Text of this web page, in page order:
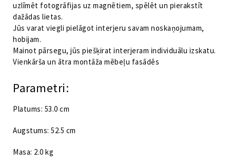
uzlīmēt fotogrāfijas uz magnētiem, spēlēt un pierakstīt
dažādas lietas.
Jūs varat viegli pielāgot interjeru savam noskaņojumam,
hobijam.
Mainot pārsegu, jūs piešķirat interjeram individuālu izskatu.
Vienkārša un ātra montāža mēbeļu fasādēs
Parametri:
Platums: 53.0 cm
Augstums: 52.5 cm
Masa: 2.0 kg